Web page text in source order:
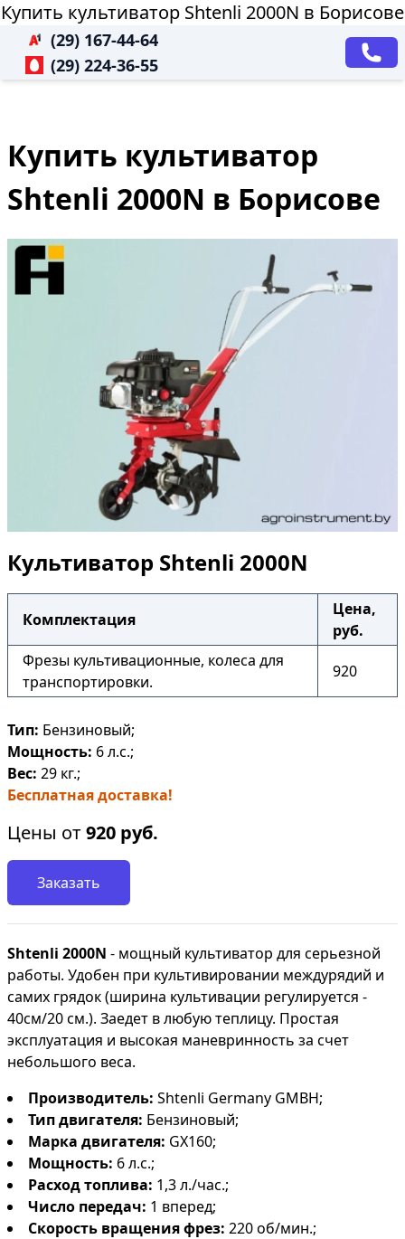
Купить культиватор Shtenli 2000N в Борисове
(29) 167-44-64
(29) 224-36-55
Купить культиватор
Shtenli 2000N в Борисове
Культиватор Shtenli 2000N
Комплектация
Цена,
руб.
Фрезы культивационные, колеса для
транспортировки.
920
Тип: Бензиновый;
Мощность: 6 л.с.;
Вес: 29 кг.;
Бесплатная доставка!
Цены от920 руб.
Заказать
Shtenli 2000N - мощный культиватор для серьезной
работы. Удобен при культивировании междурядий и
самих грядок (ширина культивации регулируется -
40см/20 см.). Заедет в любую теплицу. Простая
эксплуатация и высокая маневринность за счет
небольшого веса.
Производитель: Shtenli Germany GMBH;
Тип двигателя: Бензиновый;
Марка двигателя: GX160;
Мощность: 6 л.с.;
Расход топлива: 1,3 л./час.;
Число передач: 1 вперед;
Скорость вращения фрез: 220 об/мин.;